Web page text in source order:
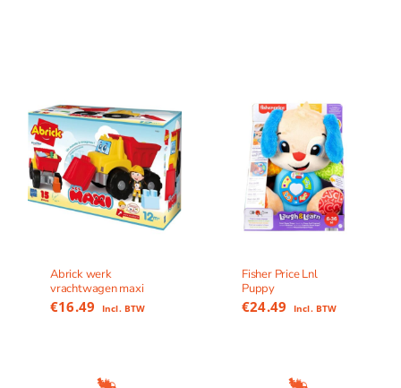
Abrick werk
vrachtwagen maxi
€16.49 Incl. BTW
Fisher Price Lnl
Puppy
€24.49 Incl. BTW